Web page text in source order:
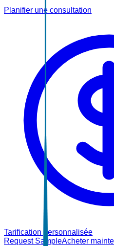
Planifier une consultation
Tarification personnalisée
Request SampleAcheter